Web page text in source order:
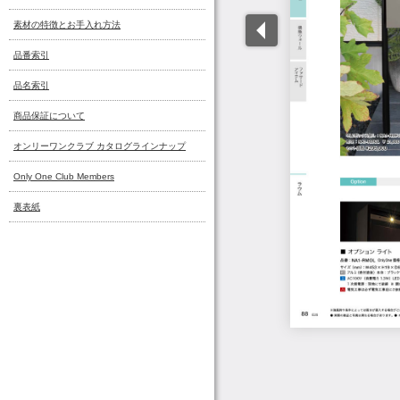
素材の特徴とお手入れ方法
品番索引
品名索引
商品保証について
オンリーワンクラブ カタログラインナップ
Only One Club Members
裏表紙